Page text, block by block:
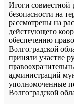
Итоги совместной
безопасности на
рассмотрены на
действующего
обеспечению
Волгоградской
приняли участие
администраций
уполномоченные
Волгоградской